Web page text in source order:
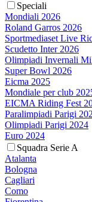
Speciali
Mondiali 2026
Roland Garros 2026
Sportmediaset Live
Scudetto Inter 2026
Olimpiadi Invernali
Super Bowl 2026
Eicma 2025
Mondiale per club
EICMA Riding Fest
Paralimpiadi Parigi
Olimpiadi Parigi 2024
Euro 2024
Squadra Serie A
Atalanta
Bologna
Cagliari
Como